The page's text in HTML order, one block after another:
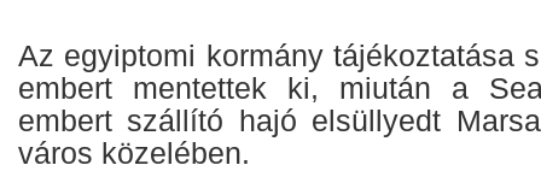
Az egyiptomi kormány tájékoztatása
embert mentettek ki, miután a
embert szállító hajó elsüllyedt
város közelében.